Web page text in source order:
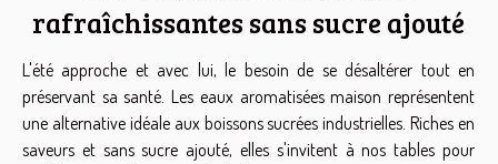
rafraîchissantes sans sucre ajouté
L'été approche et avec lui, le besoin de se désaltérer tout en
préservant sa santé. Les eaux aromatisées maison représentent
une alternative idéale aux boissons sucrées industrielles. Riches en
saveurs et sans sucre ajouté, elles s'invitent à nos tables pour